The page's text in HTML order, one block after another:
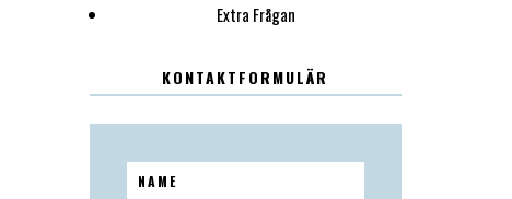
Extra Frågan
KONTAKTFORMULÄR